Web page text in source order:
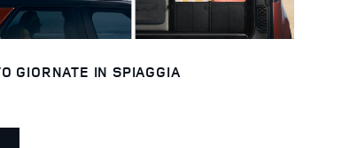
GIORNATE IN SPIAGGIA